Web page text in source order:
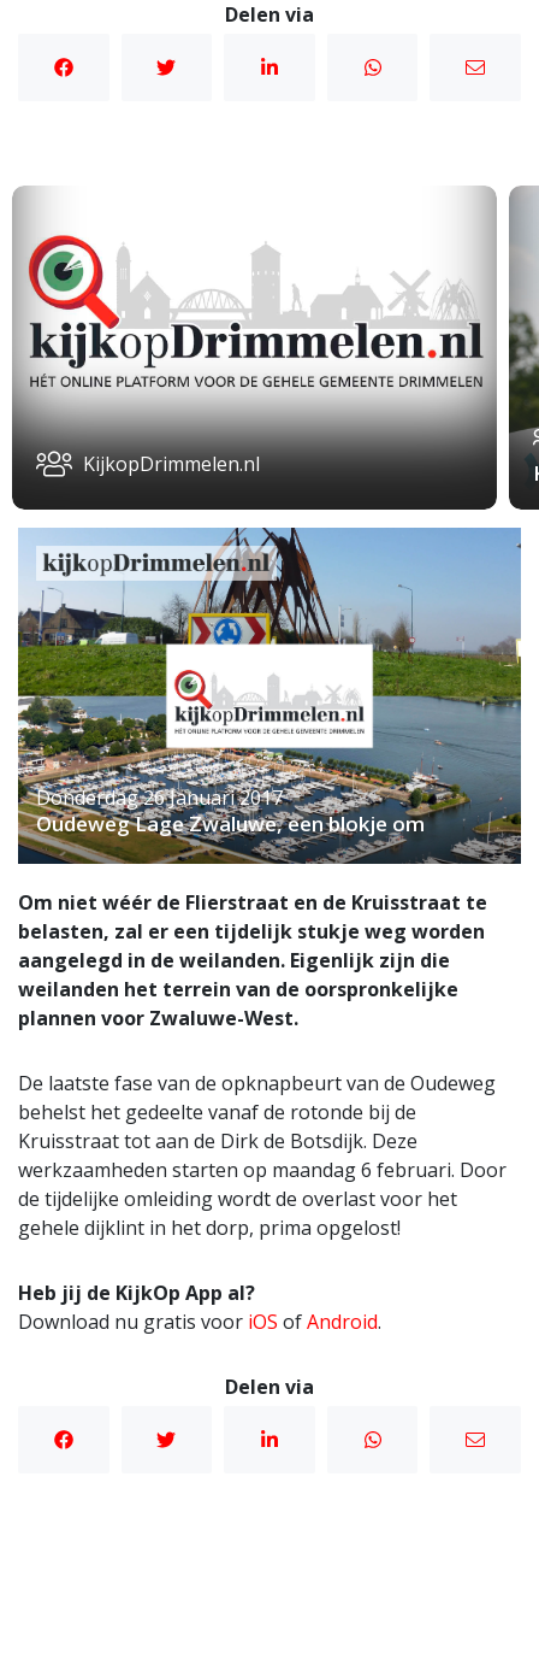
Delen via
KijkopDrimmelen.nl
Donderdag 26 Januari 2017
Oudeweg Lage Zwaluwe, een blokje om
Om niet wéér de Flierstraat en de Kruisstraat te
belasten, zal er een tijdelijk stukje weg worden
aangelegd in de weilanden. Eigenlijk zijn die
weilanden het terrein van de oorspronkelijke
plannen voor Zwaluwe-West.
De laatste fase van de opknapbeurt van de Oudeweg
behelst het gedeelte vanaf de rotonde bij de
Kruisstraat tot aan de Dirk de Botsdijk. Deze
werkzaamheden starten op maandag 6 februari. Door
de tijdelijke omleiding wordt de overlast voor het
gehele dijklint in het dorp, prima opgelost!
Heb jij de KijkOp App al?
Download nu gratis voor iOS ofAndroid.
Delen via